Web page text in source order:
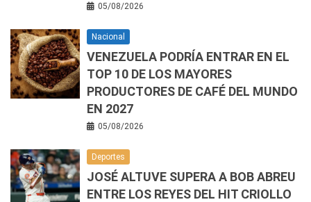
05/08/2026
Nacional
VENEZUELA PODRÍA ENTRAR EN EL
TOP 10 DE LOS MAYORES
PRODUCTORES DE CAFÉ DEL MUNDO
EN 2027
05/08/2026
Deportes
JOSÉ ALTUVE SUPERA A BOB ABREU
ENTRE LOS REYES DEL HIT CRIOLLO